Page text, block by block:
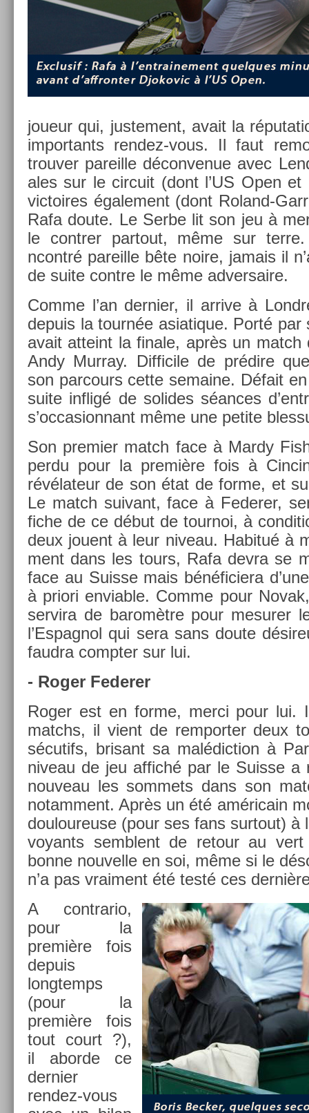
joueur qui, just­e­ment, avait la
im­por­tants rendez-vous. Il faut
trouv­er pareil­le décon­venue avec
ales sur le cir­cuit (dont l’US Open
vic­toires égale­ment (dont Roland-
Rafa doute. Le Serbe lit son jeu à
le con­tr­er par­tout, même sur
ncontré pareil­le bête noire, jamais il
de suite con­tre le même ad­versaire.
Comme l’an de­rni­er, il ar­rive à
de­puis la tournée as­iatique. Porté
avait at­teint la fin­ale, après un match
Andy Mur­ray. Dif­ficile de prédire
son par­cours cette semaine. Défait
suite in­fligé de sol­ides séances
s’oc­casion­nant même une petite
Son pre­mi­er match face à Mardy
perdu pour la première fois à
révélateur de son état de forme, et
Le match suivant, face à Feder­er,
fiche de ce début de tour­noi, à
deux jouent à leur niveau. Habitué à
ment dans les tours, Rafa devra se
face au Suis­se mais bénéficiera
à priori en­vi­able. Comme pour
ser­vira de baromètre pour mesur­er
l’Es­pagnol qui sera sans doute
faud­ra com­pt­er sur lui.
- Roger Feder­er
Roger est en forme, merci pour lui.
matchs, il vient de re­mport­er deux
sécutifs, brisant sa mal­édic­tion à
niveau de jeu af­fiché par le Suis­se a
nouveau les som­mets dans son
notam­ment. Après un été américain
douloureuse (pour ses fans sur­tout) à
voyants semblent de re­tour au
bonne nouvel­le en soi, même si le
n’a pas vrai­ment été testé ces
A contra­rio,
pour la
première fois
de­puis
longtemps
(pour la
première fois
tout court ?),
il ab­or­de ce
de­rni­er
rendez-vous